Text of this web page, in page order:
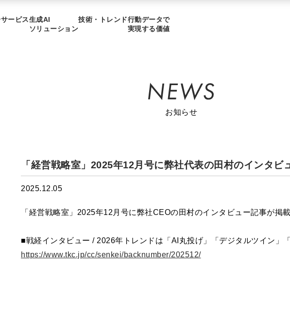
サービス生成AI
ソリューション
技術・トレンド行動データで
実現する価値
お知らせ
「経営戦略室」2025年12月号に弊社代表の田村のインタビ
2025.12.05
「経営戦略室」2025年12月号に弊社CEOの田村のインタビュー記事が掲
■戦経インタビュー / 2026年トレンドは「AI丸投げ」「デジタルツイン」
https://www.tkc.jp/cc/senkei/backnumber/202512/